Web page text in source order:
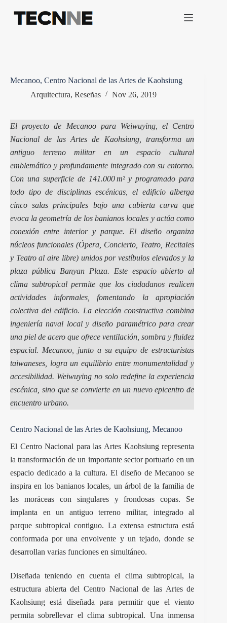
contenido
Mecanoo, Centro Nacional de las Artes de Kaohsiung
Arquitectura, Reseñas Nov 26, 2019
El proyecto de Mecanoo para Weiwuying, el Centro
Nacional de las Artes de Kaohsiung, transforma un
antiguo terreno militar en un espacio cultural
emblemático y profundamente integrado con su entorno.
Con una superficie de 141.000 m² y programado para
todo tipo de disciplinas escénicas, el edificio alberga
cinco salas principales bajo una cubierta curva que
evoca la geometría de los banianos locales y actúa como
conexión entre interior y parque. El diseño organiza
núcleos funcionales (Ópera, Concierto, Teatro, Recitales
y Teatro al aire libre) unidos por vestíbulos elevados y la
plaza pública Banyan Plaza. Este espacio abierto al
clima subtropical permite que los ciudadanos realicen
actividades informales, fomentando la apropiación
colectiva del edificio. La elección constructiva combina
ingeniería naval local y diseño paramétrico para crear
una piel de acero que ofrece ventilación, sombra y fluidez
espacial. Mecanoo, junto a su equipo de estructuristas
taiwaneses, logra un equilibrio entre monumentalidad y
accesibilidad. Weiwuying no solo redefine la experiencia
escénica, sino que se convierte en un nuevo epicentro de
encuentro urbano.
Centro Nacional de las Artes de Kaohsiung, Mecanoo
El Centro Nacional para las Artes Kaohsiung representa
la transformación de un importante sector portuario en un
espacio dedicado a la cultura. El diseño deMecanoo se
inspira en los banianos locales, un árbol de la familia de
las moráceas con singulares y frondosas copas. Se
implanta en un antiguo terreno militar, integrado al
parque subtropical contiguo. La extensa estructura está
conformada por una envolvente y un tejado, donde se
desarrollan varias funciones en simultáneo.
Diseñada teniendo en cuenta el clima subtropical, la
estructura abierta del Centro Nacional de las Artes de
Kaohsiung está diseñada para permitir que el viento
permita sobrellevar el clima subtropical. Una inmensa